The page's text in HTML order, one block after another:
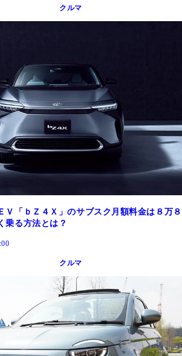
クルマ
Ｖ「ｂＺ４Ｘ」のサブスク月額料金は８万８
る方法とは？
クルマ